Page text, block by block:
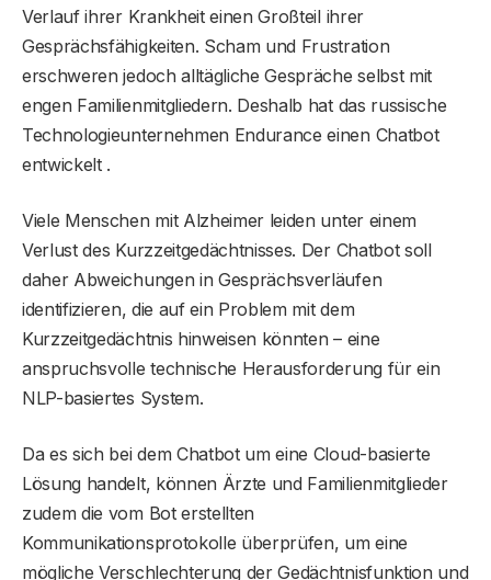
Verlauf ihrer Krankheit einen Großteil ihrer
Gesprächsfähigkeiten. Scham und Frustration
erschweren jedoch alltägliche Gespräche selbst mit
engen Familienmitgliedern. Deshalb hat das russische
Technologieunternehmen Endurance einen Chatbot
entwickelt .
Viele Menschen mit Alzheimer leiden unter einem
Verlust des Kurzzeitgedächtnisses. Der Chatbot soll
daher Abweichungen in Gesprächsverläufen
identifizieren, die auf ein Problem mit dem
Kurzzeitgedächtnis hinweisen könnten – eine
anspruchsvolle technische Herausforderung für ein
NLP-basiertes System.
Da es sich bei dem Chatbot um eine Cloud-basierte
Lösung handelt, können Ärzte und Familienmitglieder
zudem die vom Bot erstellten
Kommunikationsprotokolle überprüfen, um eine
mögliche Verschlechterung der Gedächtnisfunktion und